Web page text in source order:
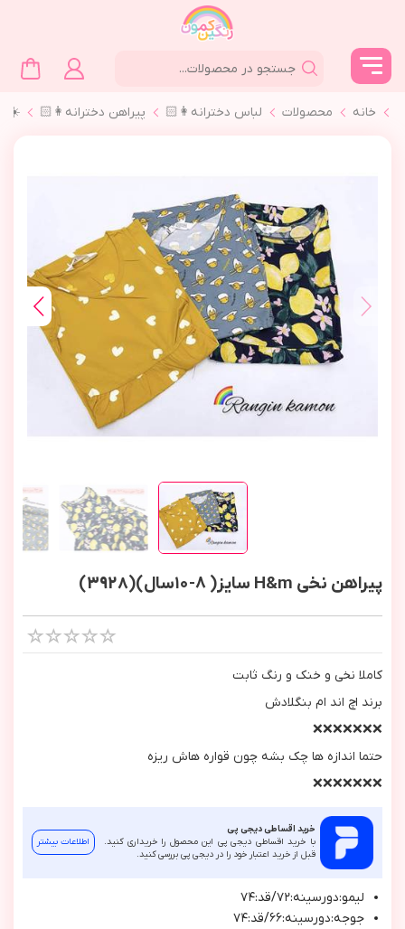
خانه محصولات لباس دخترانه👩🏻 پیراهن دخترانه👩🏻
پیراهن نخی H&m سایز( ٨-١٠سال)(3928)
كاملا نخي و خنك و رنگ ثابت
برند اچ اند ام بنگلادش
❌❌❌❌❌❌❌
حتما اندازه ها چك بشه چون قواره هاش ريزه
❌❌❌❌❌❌❌
خرید اقساطی دیجی پی
با خرید اقساطی دیجی پی این محصول را خریداری کنید.
قبل از خرید اعتبار خود را در دیجی پی بررسی کنید.
اطلاعات بیشتر
ليمو:دورسينه:٧٢/قد:٧٤
جوجه:دورسينه:٦٦/قد:٧٤